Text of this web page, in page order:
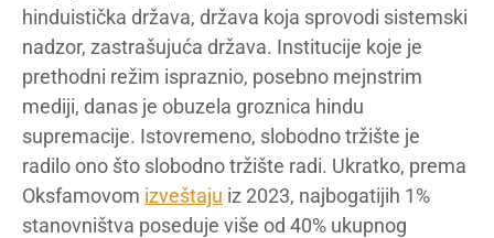
hinduistička država, država koja sprovodi sistemski
nadzor, zastrašujuća država. Institucije koje je
prethodni režim ispraznio, posebno mejnstrim
mediji, danas je obuzela groznica hindu
supremacije. Istovremeno, slobodno tržište je
radilo ono što slobodno tržište radi. Ukratko, prema
Oksfamovom izveštaju iz 2023, najbogatijih 1%
stanovništva poseduje više od 40% ukupnog